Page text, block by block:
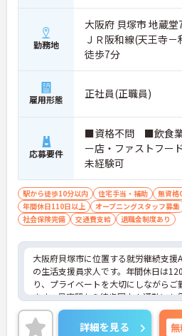
勤務地
大阪府 貝塚市 地蔵
ＪＲ阪和線(天王寺－
徒歩7分
雇用形態 正社員(正職員)
応募要件
■資格不問 ■飲食業
ー店・ファストフ
未経験可
駅から徒歩10分以内 住宅手当・補助 無資格
年間休日110日以上
オープニングスタッフ募集
社会保険完備
交通費支給 退職金制度あり
大阪府貝塚市に位置する就労継続支援
の生活支援員求人です。年間休日は
り、プライベートを大切にしながらご
ます。最寄駅から徒歩圏内！通勤にも
興味のある方には、面接対策ポイント
細をお話ししますのでお気軽にご相談
詳細を見る